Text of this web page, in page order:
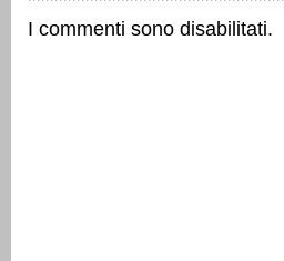
I commenti sono disabilitati.